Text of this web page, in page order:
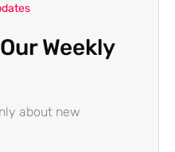
Weekly
about new